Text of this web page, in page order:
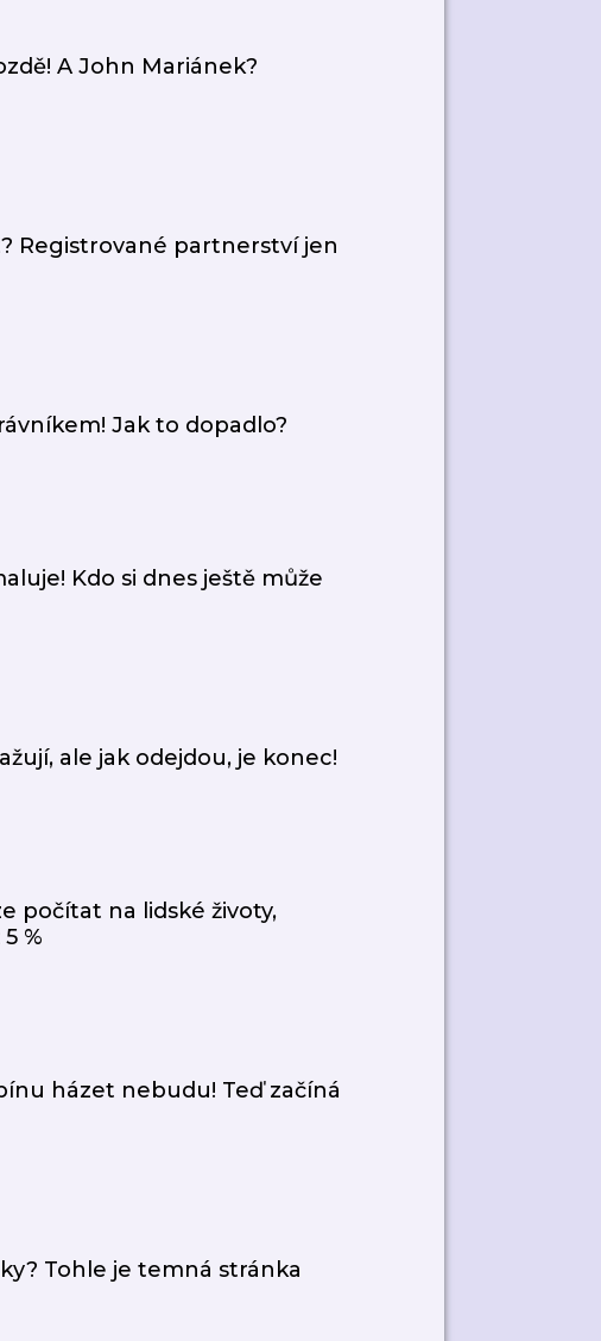
A John Mariánek?
Registrované partnerství jen
Jak to dopadlo?
Kdo si dnes ještě může
ale jak odejdou, je konec!
počítat na lidské životy,
%
házet nebudu! Teď začíná
Tohle je temná stránka